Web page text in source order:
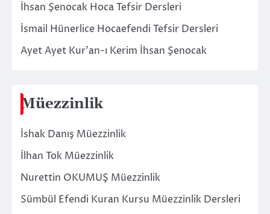
İhsan Şenocak Hoca Tefsir Dersleri
İsmail Hünerlice Hocaefendi Tefsir Dersleri
Ayet Ayet Kur’an-ı Kerim İhsan Şenocak
Müezzinlik
İshak Danış Müezzinlik
İlhan Tok Müezzinlik
Nurettin OKUMUŞ Müezzinlik
Sümbül Efendi Kuran Kursu Müezzinlik Dersleri